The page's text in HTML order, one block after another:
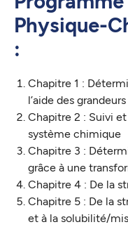
Physique-
:
Chapitre 1 :
l’aide des
Chapitre 2 : Suivi
système chimique
Chapitre 3 :
grâce à une
Chapitre 4 : De la
Chapitre 5 : De la
et à la solubilité/